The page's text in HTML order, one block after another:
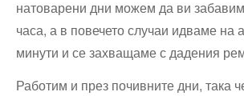
натоварени дни можем да ви
часа, а в повечето случаи идваме на
минути и се захващаме с дадения
Работим и през почивните дни, така